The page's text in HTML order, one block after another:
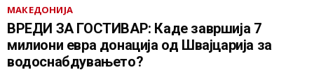
МАКЕДОНИЈА
ВРЕДИ ЗА ГОСТИВАР: Каде завршија 7
милиони евра донација од Швајцарија за
водоснабдувањето?